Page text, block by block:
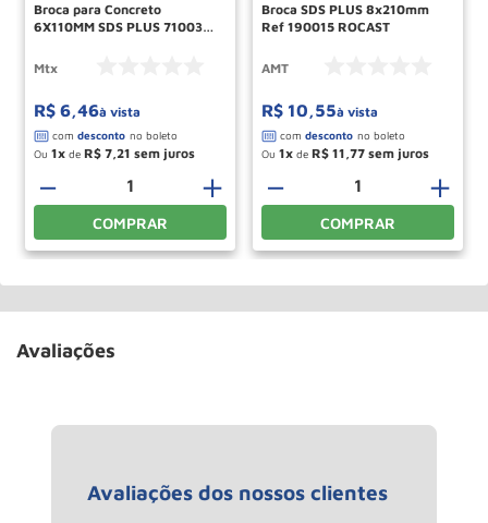
Broca para Concreto
6X110MM SDS PLUS 7100355
Mtx
R$ 6,46à vista
Ou 1 de R$ 7,21
＋
－
COMPRAR
Broca SDS PLUS 8x210mm
Ref 190015 ROCAST
AMT
R$ 10,55à vista
Ou 1 de R$ 11,77
＋
－
COMPRAR
Avaliações
Avaliações dos nossos clientes